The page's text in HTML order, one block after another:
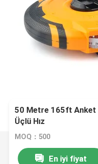
50 Metre 165ft Anket
Üçlü Hız
MOQ：500
En iyi fiyat